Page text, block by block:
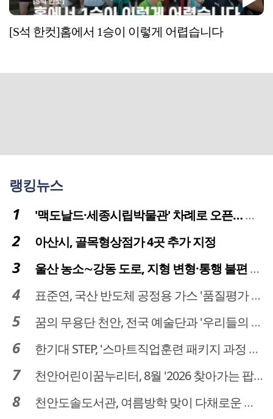
[S석 한컷]홈에서 1승이 이렇게 어렵습니다
랭킹뉴스
'맥도날드·세종시립박물관' 차례로 오픈… 고운동 정주여건 좋아진다
아산시, 골목형상점가 4곳 추가 지정
울산 농소∼강동 도로, 지형 변형·통행 불편 해법 찾는다
표준연, 국산 반도체 공정용 가스 '품질평가 체계' 구축
꿈의 무용단 천안, 전국 예술단과 '우리들의 하모니' 선보여
한기대 STEP, '스마트직업훈련 패키지 과정 3기' 모집
천안어린이꿈누리터, 8월 '2026 찾아가는 팝업놀이터' 운영
천안도솔도서관, 여름방학 맞이 다채로운 독서문화 프로그램 운영